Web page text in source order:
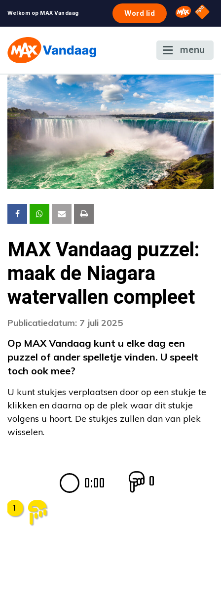
Welkom op MAX Vandaag Word lid Omroep
NPO
menu
MAX Vandaag puzzel:
maak de Niagara
watervallen compleet
Publicatiedatum: 7 juli 2025
Op MAX Vandaag kunt u elke dag een
puzzel of ander spelletje vinden. U speelt
toch ook mee?
U kunt stukjes verplaatsen door op een stukje te
klikken en daarna op de plek waar dit stukje
volgens u hoort. De stukjes zullen dan van plek
wisselen.